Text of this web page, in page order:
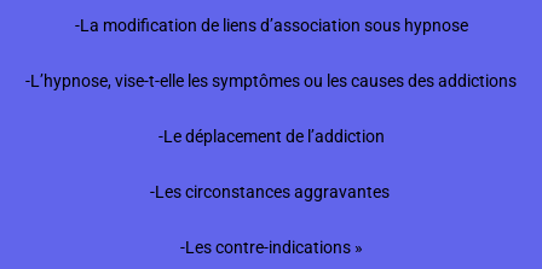
-La modification de liens d’association sous hypnose
-L’hypnose, vise-t-elle les symptômes ou les causes des addictions
-Le déplacement de l’addiction
-Les circonstances aggravantes
-Les contre-indications »